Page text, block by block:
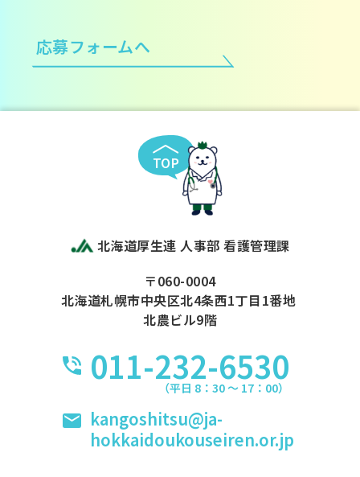
応募フォームへ
TOP
北海道厚生連 人事部 看護管理課
〒060-0004
北海道札幌市中央区北4条西1丁目1番地
北農ビル9階
011-232-6530
（平日 8：30 〜 17：00）
kangoshitsu@ja-
hokkaidoukouseiren.or.jp